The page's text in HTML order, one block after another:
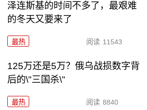
泽连斯基的时间不多了，最艰难
的冬天又要来了
最热 阅读 11543
125万还是5万？俄乌战损数字背
后的\"三国杀\"
最热 阅读 8840